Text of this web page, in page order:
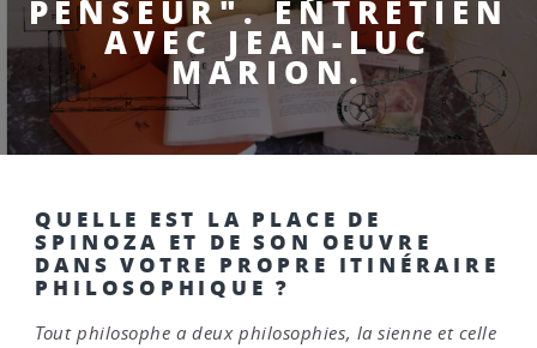
PENSEUR". ENTRETIEN
AVEC JEAN-LUC
MARION.
QUELLE EST LA PLACE DE
SPINOZA ET DE SON OEUVRE
DANS VOTRE PROPRE ITINÉRAIRE
PHILOSOPHIQUE ?
Tout philosophe a deux philosophies, la sienne et celle